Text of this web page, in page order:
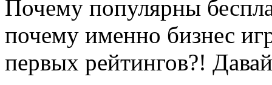
Почему популярны
почему именно бизнес
первых рейтингов?!